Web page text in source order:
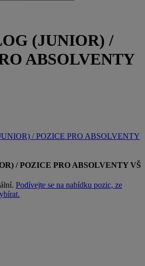
(JUNIOR) /
ABSOLVENTY
/ POZICE PRO ABSOLVENTY
/ POZICE PRO ABSOLVENTY VŠ
Podívejte se na nabídku pozic, ze